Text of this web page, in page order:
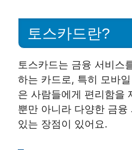
토스카드란?
토스카드는 금융 서비스
하는 카드로, 특히 모바
은 사람들에게 편리함을
뿐만 아니라 다양한 금
있는 장점이 있어요.